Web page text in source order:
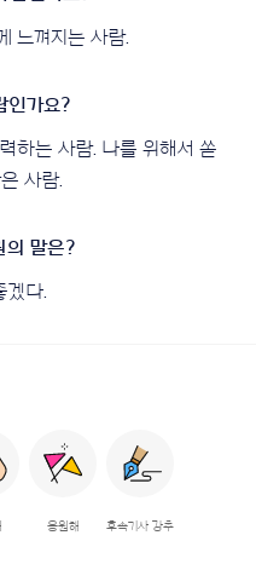
느껴지는 사람.
하는 사람. 나를 위해서 쏟
사람.
겠다.
응원해 후속기사 강추